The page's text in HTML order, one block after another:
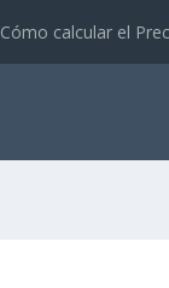
Cómo calcular el